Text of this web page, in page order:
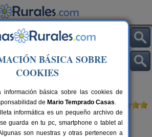
cerca de Baliarrain
BÁSICA SOBRE
COOKIES
información básica sobre las cookies de
de Mario Temprado Casas.
informática es un pequeño archivo de
guarda en tu pc, smartphone o tablet al
son nuestras y otras pertenecen a